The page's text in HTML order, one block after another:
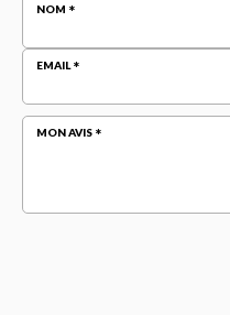
NOM
EMAIL
MON AVIS